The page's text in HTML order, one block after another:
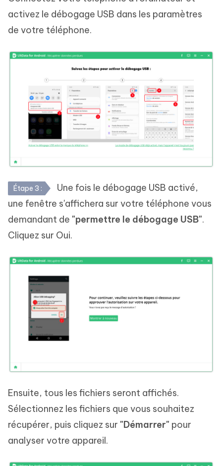
activez le débogage USB dans les paramètres
de votre téléphone.
Étape 3 :
Une fois le débogage USB activé,
une fenêtre s'affichera sur votre téléphone vous
demandant de "permettre le débogage USB".
Cliquez sur Oui.
Ensuite, tous les fichiers seront affichés.
Sélectionnez les fichiers que vous souhaitez
récupérer, puis cliquez sur "Démarrer" pour
analyser votre appareil.